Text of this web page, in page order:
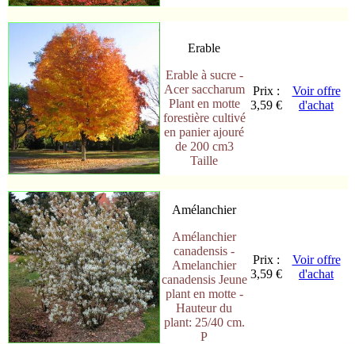
Erable
Erable à sucre -
Acer saccharum
Plant en motte
forestière cultivé
en panier ajouré
de 200 cm3
Taille
Prix :
3,59 €
Voir offre
d'achat
Amélanchier
Amélanchier
canadensis -
Amelanchier
canadensis Jeune
plant en motte -
Hauteur du
plant: 25/40 cm.
P
Prix :
3,59 €
Voir offre
d'achat